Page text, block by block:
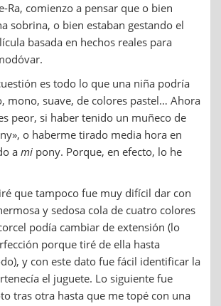
Ra, comienzo a pensar que o bien
sobrina, o bien estaban gestando el
basada en hechos reales para
es todo lo que una niña podría
mono, suave, de colores pastel… Ahora
peor, si haber tenido un muñeco de
o haberme tirado media hora en
a mi pony. Porque, en efecto, lo he
que tampoco fue muy difícil dar con
y sedosa cola de cuatro colores
podía cambiar de extensión (lo
porque tiré de ella hasta
y con este dato fue fácil identificar la
el juguete. Lo siguiente fue
tras otra hasta que me topé con una